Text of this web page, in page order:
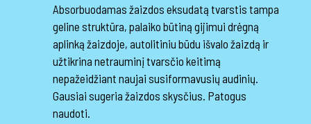
Absorbuodamas žaizdos eksudatą tvarstis tampa
geline struktūra, palaiko būtiną gijimui drėgną
aplinką žaizdoje, autolitiniu būdu išvalo žaizdą ir
užtikrina netrauminį tvarsčio keitimą
nepažeidžiant naujai susiformavusių audinių.
Gausiai sugeria žaizdos skysčius. Patogus
naudoti.